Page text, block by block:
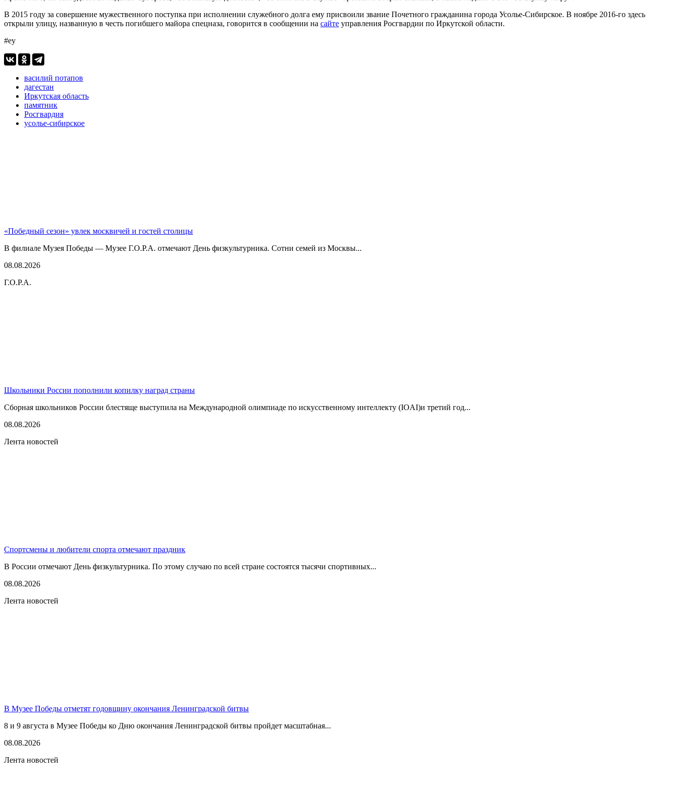
В 2015 году за совершение мужественного поступка при исполнении служебного долга ему присвоили звание Почетного гражданина города Усолье-Сибирское. В ноябре 2016-го здесь
открыли улицу, названную в честь погибшего майора спецназа, говорится в сообщении на сайте управления Росгвардии по Иркутской области.
#еу
василий потапов
дагестан
Иркутская область
памятник
Росгвардия
усолье-сибирское
«Победный сезон» увлек москвичей и гостей столицы
В филиале Музея Победы — Музее Г.О.Р.А. отмечают День физкультурника. Сотни семей из Москвы...
08.08.2026
Г.О.Р.А.
Школьники России пополнили копилку наград страны
Сборная школьников России блестяще выступила на Международной олимпиаде по искусственному интеллекту (IOAI)и третий год...
08.08.2026
Лента новостей
Спортсмены и любители спорта отмечают праздник
В России отмечают День физкультурника. По этому случаю по всей стране состоятся тысячи спортивных...
08.08.2026
Лента новостей
В Музее Победы отметят годовщину окончания Ленинградской битвы
8 и 9 августа в Музее Победы ко Дню окончания Ленинградской битвы пройдет масштабная...
08.08.2026
Лента новостей